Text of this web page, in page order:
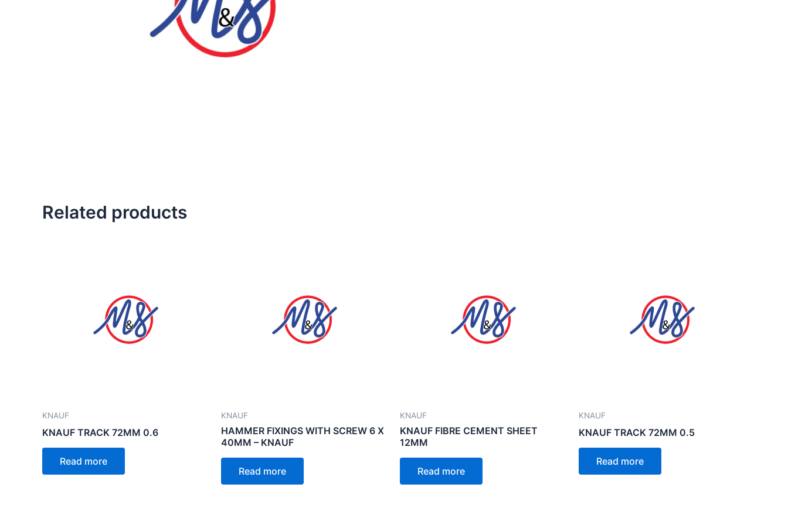
Related products
KNAUF
KNAUF TRACK 72MM 0.6
Read more
KNAUF
HAMMER FIXINGS WITH SCREW 6 X
40MM – KNAUF
Read more
KNAUF
KNAUF FIBRE CEMENT SHEET
12MM
Read more
KNAUF
KNAUF TRACK 72MM 0.5
Read more